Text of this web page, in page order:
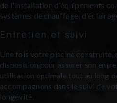
de l'installation d'équipements
systèmes de chauffage,
Entretien et suivi
Une fois votre piscine construite,
disposition pour assurer son
utilisation optimale tout au long
accompagnons dans le suivi de
longévité.